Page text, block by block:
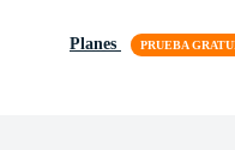
Planes